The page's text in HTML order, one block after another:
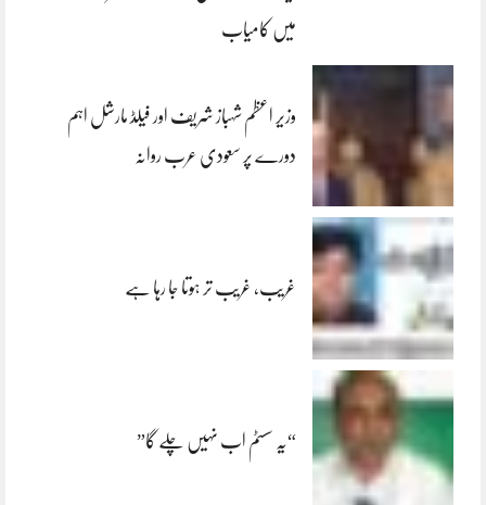
میں کامیاب
وزیر اعظم شہباز شریف اور فیلڈ مارشل اہم
دورے پر سعودی عرب روانہ
غریب، غریب تر ہوتا جا رہا ہے
“یہ سسٹم اب نہیں چلے گا”